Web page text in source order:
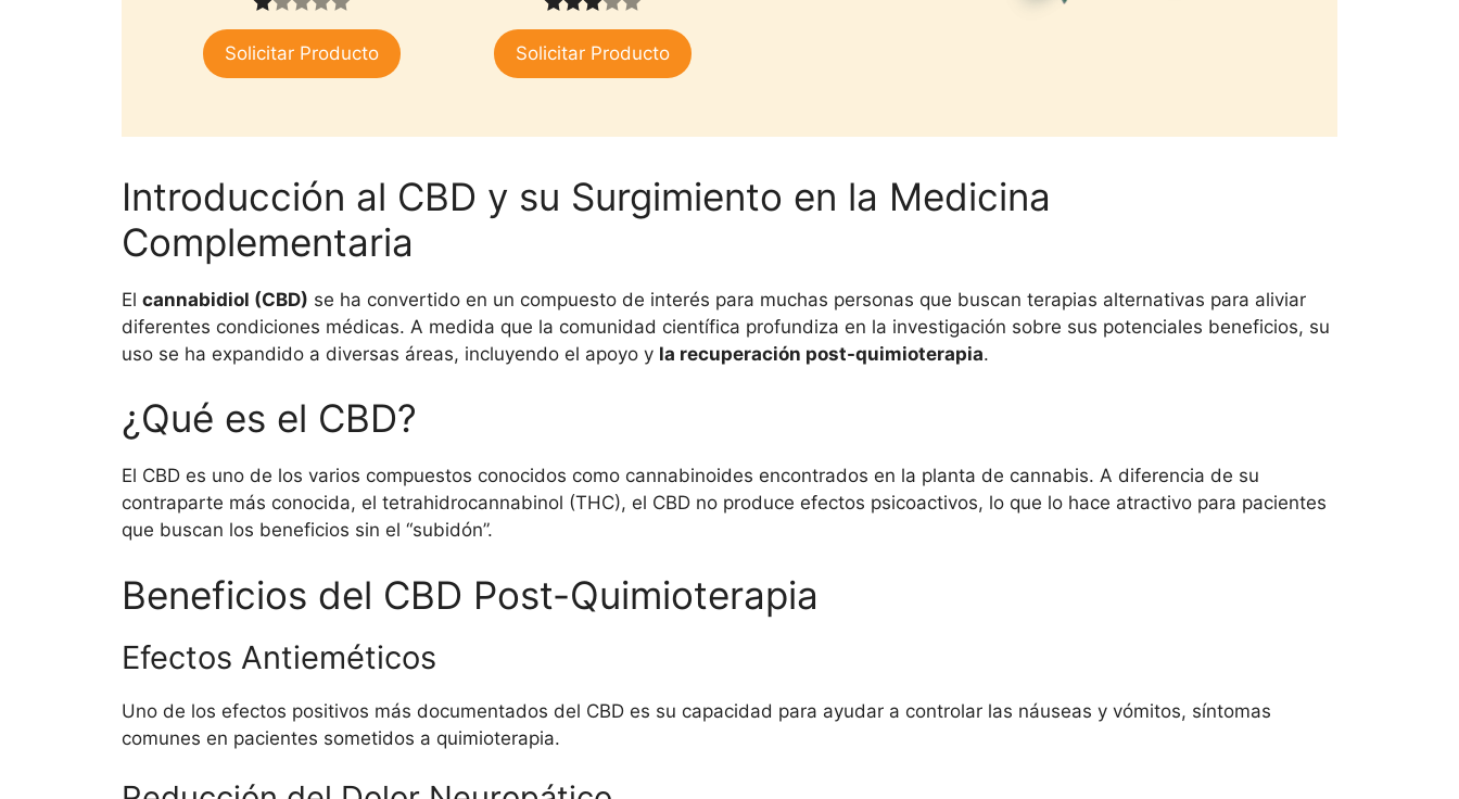
original
$25,000.
es:
$15,000.
1.
00
Solicitar Producto
3.00
de 5
Solicitar Producto
Introducción al CBD y su Surgimiento en la Medicina
Complementaria
El cannabidiol (CBD) se ha convertido en un compuesto de interés para muchas personas que buscan terapias alternativas para aliviar
diferentes condiciones médicas. A medida que la comunidad científica profundiza en la investigación sobre sus potenciales beneficios, su
uso se ha expandido a diversas áreas, incluyendo el apoyo y la recuperación post-quimioterapia.
¿Qué es el CBD?
El CBD es uno de los varios compuestos conocidos como cannabinoides encontrados en la planta de cannabis. A diferencia de su
contraparte más conocida, el tetrahidrocannabinol (THC), el CBD no produce efectos psicoactivos, lo que lo hace atractivo para pacientes
que buscan los beneficios sin el “subidón”.
Beneficios del CBD Post-Quimioterapia
Efectos Antieméticos
Uno de los efectos positivos más documentados del CBD es su capacidad para ayudar a controlar las náuseas y vómitos, síntomas
comunes en pacientes sometidos a quimioterapia.